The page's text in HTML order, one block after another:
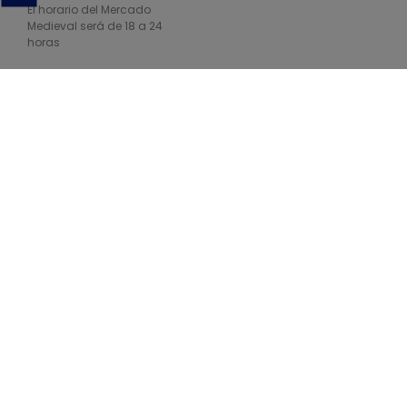
El horario del Mercado
Medieval será de 18 a 24
horas